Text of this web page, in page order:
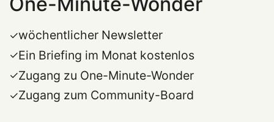
wöchentlicher Newsletter
Ein Briefing im Monat kostenlos
Zugang zu One-Minute-Wonder
Zugang zum Community-Board